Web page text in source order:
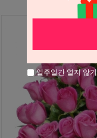
일주일간 열지 않기